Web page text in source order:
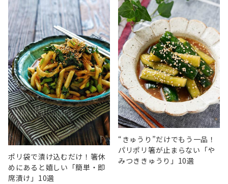
ポリ袋で漬け込むだけ！箸休
めにあると嬉しい「簡単・即
席漬け」10選
“きゅうり”だけでもう一品！
パリポリ箸が止まらない「や
みつききゅうり」10選